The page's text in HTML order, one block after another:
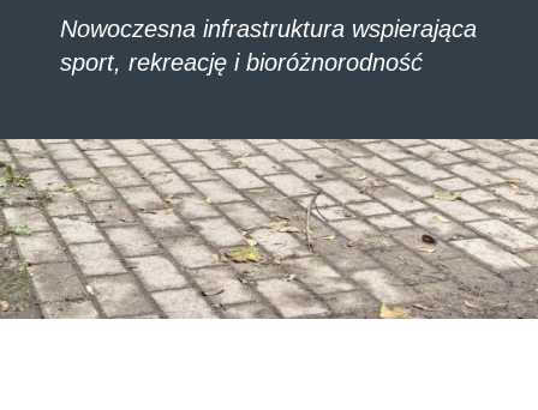
Nowoczesna infrastruktura wspierająca
sport, rekreację i bioróżnorodność